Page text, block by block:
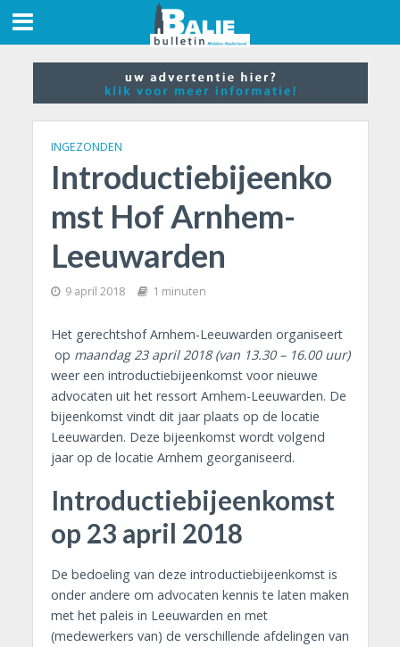
INGEZONDEN
Introductiebijeenko
mst Hof Arnhem-
Leeuwarden
9 april 2018 1 minuten
Het gerechtshof Arnhem-Leeuwarden organiseert
op maandag 23 april 2018 (van 13.30 – 16.00 uur)
weer een introductiebijeenkomst voor nieuwe
advocaten uit het ressort Arnhem-Leeuwarden. De
bijeenkomst vindt dit jaar plaats op de locatie
Leeuwarden. Deze bijeenkomst wordt volgend
jaar op de locatie Arnhem georganiseerd.
Introductiebijeenkomst
op 23 april 2018
De bedoeling van deze introductiebijeenkomst is
onder andere om advocaten kennis te laten maken
met het paleis in Leeuwarden en met
(medewerkers van) de verschillende afdelingen van